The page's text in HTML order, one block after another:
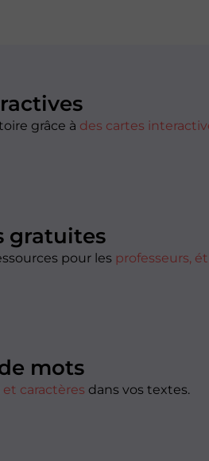
grâce à des cartes
gratuites
pour les professeurs,
mots
caractères dans vos textes.